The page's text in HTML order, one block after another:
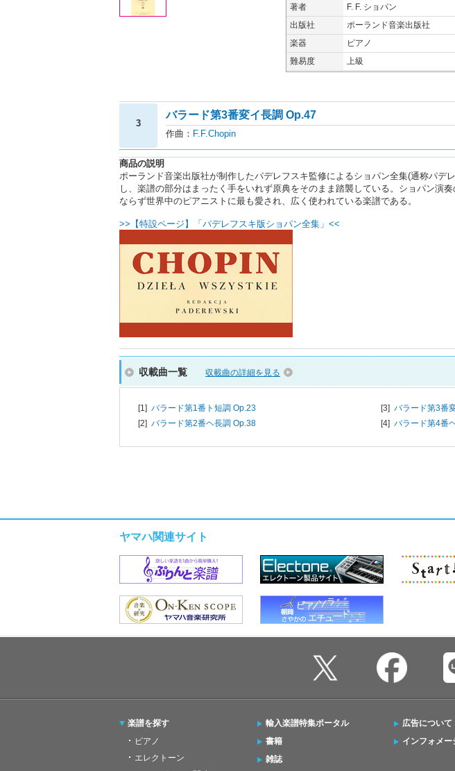
著者
F. F. ショパン
出版社
ポーランド音楽出版社
楽器
ピアノ
難易度
上級
3
バラード第3番変イ長調 Op.47
作曲： F.F.Chopin
商品の説明
ポーランド音楽出版社が制作したパデレフスキ監修によるショパン全集(通称パデ
し、楽譜の部分はまったく手をいれず原典をそのまま踏襲している。ショパン演
ならず世界中のピアニストに最も愛され、広く使われている楽譜である。
>>【特設ページ】「パデレフスキ版ショパン全集」<<
収載曲一覧 収載曲の詳細を見る
[1] バラード第1番ト短調 Op.23
[2] バラード第2番ヘ長調 Op.38
[3] バラード第3番
[4] バラード第4番
ヤマハ関連サイト
楽譜を探す
ピアノ
エレクトーン
輸入楽譜特集ポータル
書籍
雑誌
広告について
インフォメー